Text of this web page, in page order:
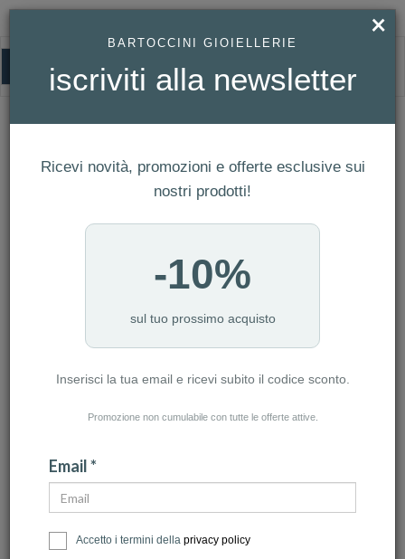
HOMEPAGE
OROLOGIO PHILIP WATCH CARIBE 35 MM CON DIAMANTI REF.
Orologio Philip Watch Caribe 35 mm
con diamanti Ref. R8253107521
×
BARTOCCINI GIOIELLERIE
iscriviti alla newsletter
Ricevi novità, promozioni e offerte esclusive sui
nostri prodotti!
-10%
sul tuo prossimo acquisto
Inserisci la tua email e ricevi subito il codice sconto.
Promozione non cumulabile con tutte le offerte attive.
Email *
Accetto i termini della privacy policy